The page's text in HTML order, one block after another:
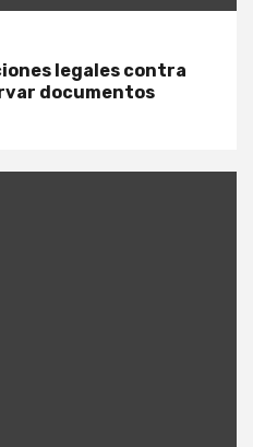
legales contra
documentos